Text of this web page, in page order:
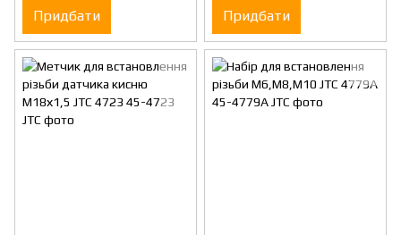
Придбати Придбати